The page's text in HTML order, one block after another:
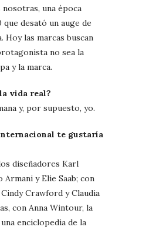
una época
desató un auge de
Hoy las marcas buscan
no sea la
y la marca.
vida real?
y, por supuesto, yo.
te gustaría
diseñadores Karl
y Elie Saab; con
Crawford y Claudia
con Anna Wintour, la
enciclopedia de la